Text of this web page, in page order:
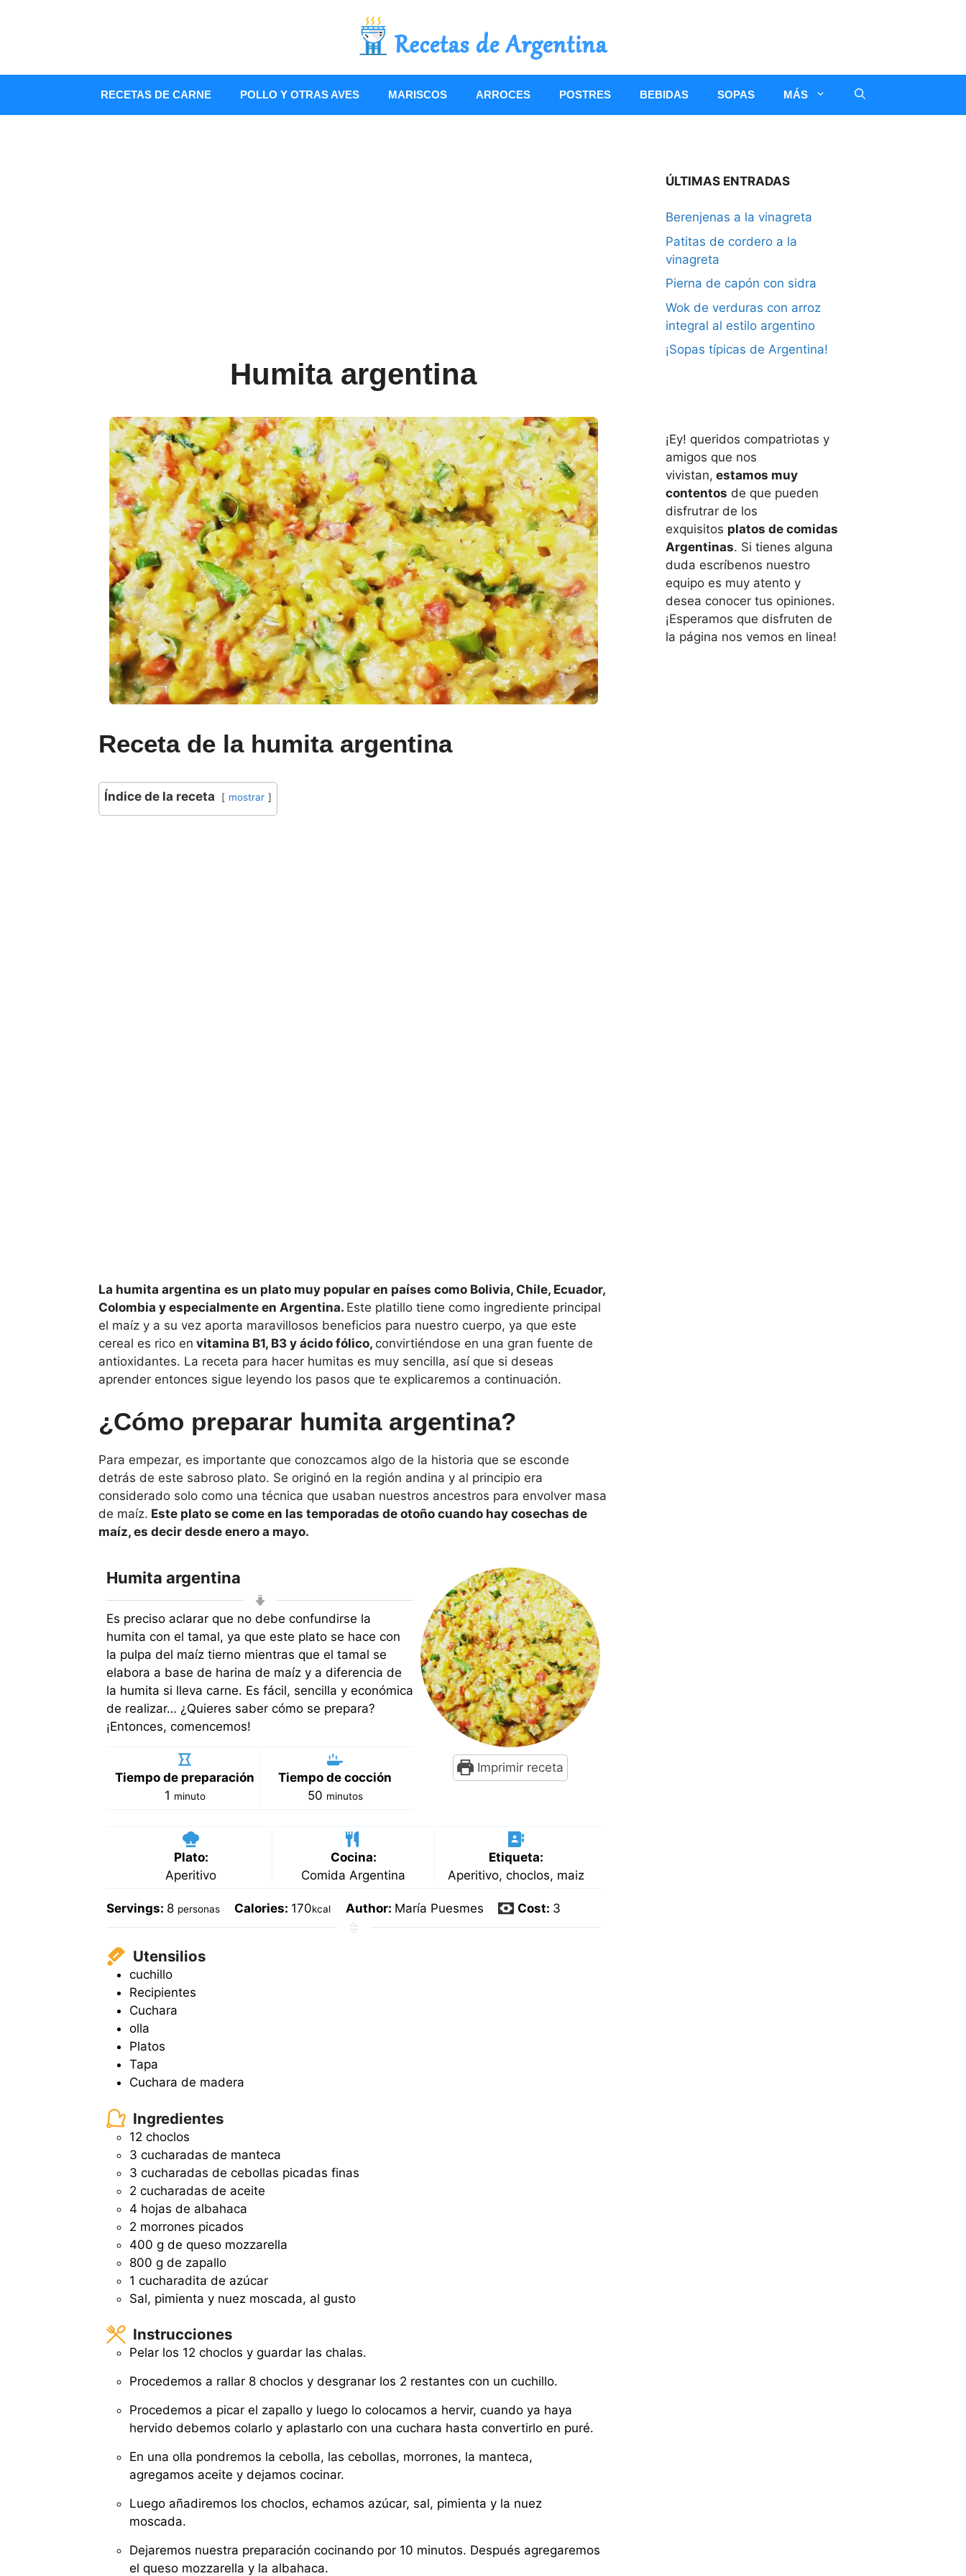
RECETAS DE CARNE POLLO Y OTRAS AVES MARISCOS ARROCES POSTRES BEBIDAS SOPAS MÁS
Humita argentina
Receta de la humita argentina
Índice de la receta mostrar
La humita argentina es un plato muy popular en países como Bolivia, Chile, Ecuador,
Colombia y especialmente en Argentina. Este platillo tiene como ingrediente principal
el maíz y a su vez aporta maravillosos beneficios para nuestro cuerpo, ya que este
cereal es rico en vitamina B1, B3 y ácido fólico, convirtiéndose en una gran fuente de
antioxidantes. La receta para hacer humitas es muy sencilla, así que si deseas
aprender entonces sigue leyendo los pasos que te explicaremos a continuación.
¿Cómo preparar humita argentina?
Para empezar, es importante que conozcamos algo de la historia que se esconde
detrás de este sabroso plato. Se originó en la región andina y al principio era
considerado solo como una técnica que usaban nuestros ancestros para envolver masa
de maíz. Este plato se come en las temporadas de otoño cuando hay cosechas de
maíz, es decir desde enero a mayo.
Imprimir receta
Humita argentina
Es preciso aclarar que no debe confundirse la
humita con el tamal, ya que este plato se hace con
la pulpa del maíz tierno mientras que el tamal se
elabora a base de harina de maíz y a diferencia de
la humita si lleva carne. Es fácil, sencilla y económica
de realizar… ¿Quieres saber cómo se prepara?
¡Entonces, comencemos!
Tiempo de preparación
1 minuto
minuto
Tiempo de cocción
50minutos
minutos
Plato:
Aperitivo
Cocina:
Comida Argentina
Etiqueta:
Aperitivo, choclos, maiz
Servings: 8 personas Calories: 170kcal Author: María Puesmes Cost: 3
Utensilios
cuchillo
Recipientes
Cuchara
olla
Platos
Tapa
Cuchara de madera
Ingredientes
12 choclos
3 cucharadas de manteca
3 cucharadas de cebollas picadas finas
2 cucharadas de aceite
4 hojas de albahaca
2 morrones picados
400 g de queso mozzarella
800 g de zapallo
1 cucharadita de azúcar
Sal, pimienta y nuez moscada, al gusto
Instrucciones
Pelar los 12 choclos y guardar las chalas.
Procedemos a rallar 8 choclos y desgranar los 2 restantes con un cuchillo.
Procedemos a picar el zapallo y luego lo colocamos a hervir, cuando ya haya
hervido debemos colarlo y aplastarlo con una cuchara hasta convertirlo en puré.
En una olla pondremos la cebolla, las cebollas, morrones, la manteca,
agregamos aceite y dejamos cocinar.
Luego añadiremos los choclos, echamos azúcar, sal, pimienta y la nuez
moscada.
Dejaremos nuestra preparación cocinando por 10 minutos. Después agregaremos
el queso mozzarella y la albahaca.
ÚLTIMAS ENTRADAS
Berenjenas a la vinagreta
Patitas de cordero a la
vinagreta
Pierna de capón con sidra
Wok de verduras con arroz
integral al estilo argentino
¡Sopas típicas de Argentina!
¡Ey! queridos compatriotas y
amigos que nos
vivistan, estamos muy
contentos de que pueden
disfrutrar de los
exquisitos platos de comidas
Argentinas. Si tienes alguna
duda escríbenos nuestro
equipo es muy atento y
desea conocer tus opiniones.
¡Esperamos que disfruten de
la página nos vemos en linea!